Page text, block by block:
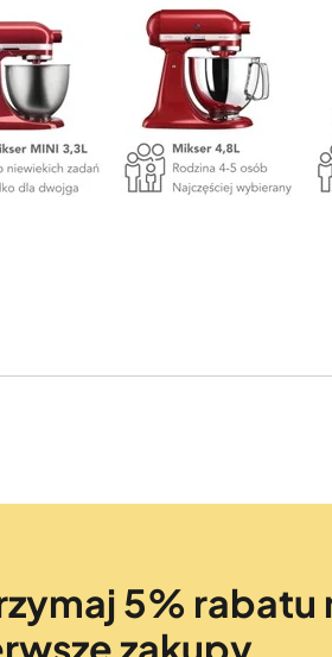
5% rabatu
zakupy